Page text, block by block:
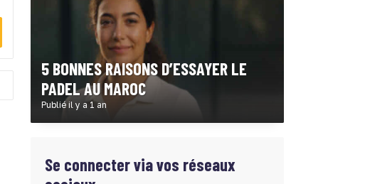
5 BONNES RAISONS D’ESSAYER LE
PADEL AU MAROC
Publié il y a 1 an
Se connecter via vos réseaux